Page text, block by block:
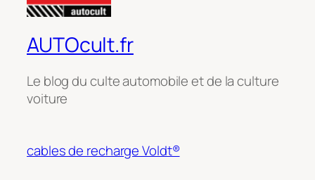
AUTOcult.fr
Le blog du culte automobile et de la culture
voiture
cables de recharge Voldt®